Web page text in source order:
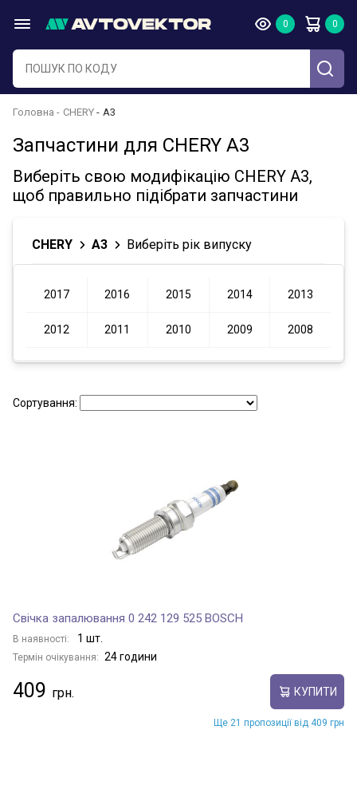
Головна CHERY A3
Запчастини для CHERY A3
Виберіть свою модифікацію CHERY A3,
щоб правильно підібрати запчастини
CHERY A3 Виберіть рік випуску
2017 2016 2015 2014 2013
2012 2011 2010 2009 2008
Сортування:
Свічка запалювання 0 242 129 525 BOSCH
В наявності: 1 шт.
Термін очікування: 24 години
409 КУПИТИ
Ще 21 пропозиції від 409 грн